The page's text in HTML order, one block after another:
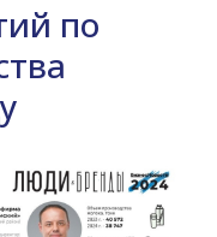
по